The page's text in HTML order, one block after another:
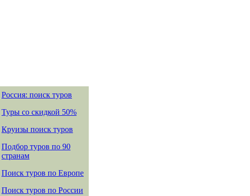
Россия: поиск туров
Туры со скидкой 50%
Круизы поиск туров
Подбор туров по 90
странам
Поиск туров по Европе
Поиск туров по России